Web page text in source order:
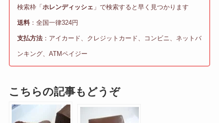
検索枠「 ホレンディッシェ 」で検索すると早く見つかります
送料：全国一律324円
支払方法：アイカード、クレジットカード、コンビニ、ネットバ
ンキング、ATMペイジー
こちらの記事もどうぞ